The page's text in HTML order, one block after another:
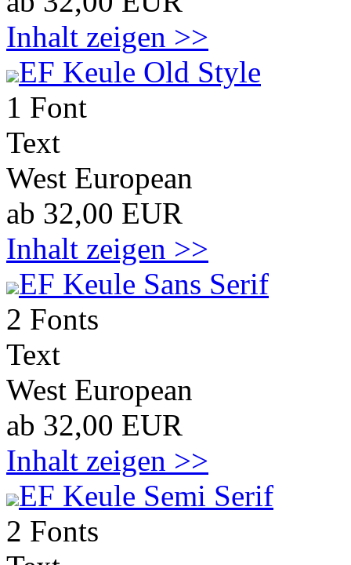
Inhalt zeigen >>
EF Keule Old Style
1 Font
Text
West European
ab 32,00 EUR
Inhalt zeigen >>
EF Keule Sans Serif
2 Fonts
Text
West European
ab 32,00 EUR
Inhalt zeigen >>
EF Keule Semi Serif
2 Fonts